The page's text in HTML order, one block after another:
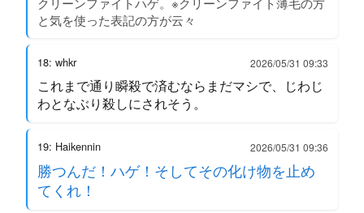
と気を使った表記の方が云々
18: whkr 2026/05/31 09:33
これまで通り瞬殺で済むならまだマシで、じわじ
わとなぶり殺しにされそう。
19: Haikennin 2026/05/31 09:36
勝つんだ！ハゲ！そしてその化け物を止め
てくれ！